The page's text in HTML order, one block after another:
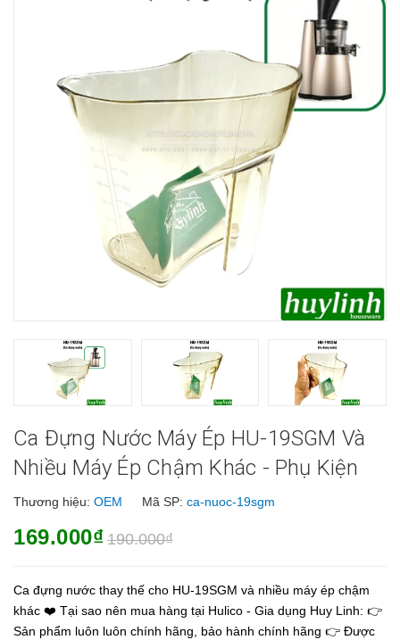
Ca Đựng Nước Máy Ép HU-19SGM Và
Nhiều Máy Ép Chậm Khác - Phụ Kiện
Thương hiệu: OEM Mã SP: ca-nuoc-19sgm
169.000₫ 190.000₫
Ca đựng nước thay thế cho HU-19SGM và nhiều máy ép chậm
khác ❤️ Tại sao nên mua hàng tại Hulico - Gia dụng Huy Linh: 👉
Sản phẩm luôn luôn chính hãng, bảo hành chính hãng 👉 Được